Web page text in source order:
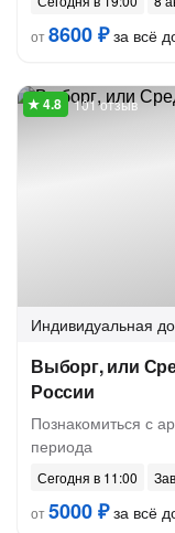
от8600 ₽за всё
101 отзыв
Индивидуальная
Выборг, или
России
Познакомиться с
периода
Сегодня в 11:00
от5000 ₽за всё